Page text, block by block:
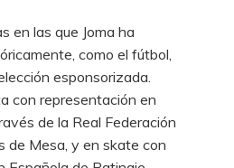
en las que Joma ha
como el fútbol,
esponsorizada.
con representación en
de la Real Federación
de Mesa, y en skate con